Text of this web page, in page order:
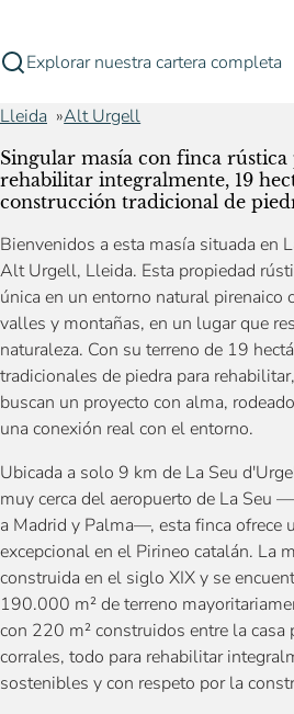
Explorar nuestra cartera completa
Lleida Alt Urgell
Singular masía con finca
rehabilitar integralmente, 19
construcción tradicional de
Bienvenidos a esta masía situada en
Alt Urgell, Lleida. Esta propiedad
única en un entorno natural pirenaico
valles y montañas, en un lugar que
naturaleza. Con su terreno de 19
tradicionales de piedra para
buscan un proyecto con alma,
una conexión real con el entorno.
Ubicada a solo 9 km de La Seu
muy cerca del aeropuerto de La Seu
a Madrid y Palma—, esta finca ofrece
excepcional en el Pirineo catalán. La
construida en el siglo XIX y se
190.000 m² de terreno
con 220 m² construidos entre la
corrales, todo para rehabilitar
sostenibles y con respeto por la